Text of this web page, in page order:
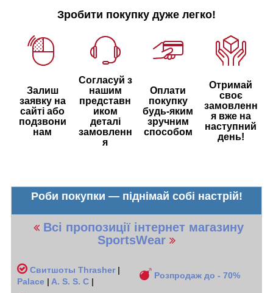
Зробити покупку дуже легко!
Залиш
заявку на
сайті або
подзвони
нам
Согласуй з
нашим
представн
иком
деталі
замовленн
я
Оплати
покупку
будь-яким
зручним
способом
Отримай
своє
замовленн
я вже на
наступний
день!
Роби покупки — піднімай собі настрій!
Всі пропозиції інтернет магазину
SportsWear
Свитшоты Thrasher |
Palace | A. S. S. C |
Розпродаж до - 70%